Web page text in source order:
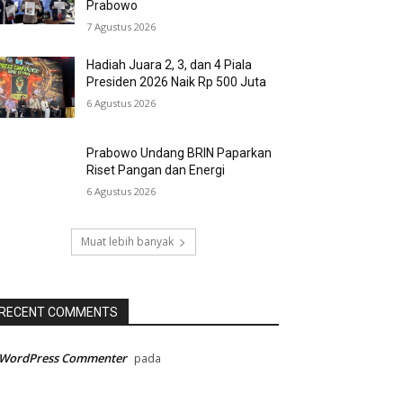
Prabowo
7 Agustus 2026
Hadiah Juara 2, 3, dan 4 Piala
Presiden 2026 Naik Rp 500 Juta
6 Agustus 2026
Prabowo Undang BRIN Paparkan
Riset Pangan dan Energi
6 Agustus 2026
Muat lebih banyak
COMMENTS
Commenter pada